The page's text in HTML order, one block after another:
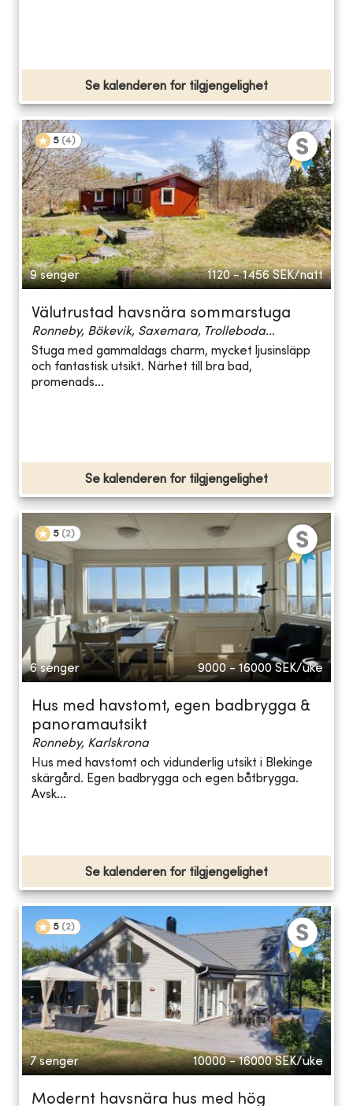
Se kalenderen for tilgjengelighet
5 (4)
9 senger 1120 - 1456 SEK/natt
Välutrustad havsnära sommarstuga
Ronneby, Bökevik, Saxemara, Trolleboda...
Stuga med gammaldags charm, mycket ljusinsläpp
och fantastisk utsikt. Närhet till bra bad,
promenads...
Se kalenderen for tilgjengelighet
5 (2)
6 senger 9000 - 16000 SEK/uke
Hus med havstomt, egen badbrygga &
panoramautsikt
Ronneby, Karlskrona
Hus med havstomt och vidunderlig utsikt i Blekinge
skärgård. Egen badbrygga och egen båtbrygga.
Avsk...
Se kalenderen for tilgjengelighet
5 (2)
7 senger 10000 - 16000 SEK/uke
Modernt havsnära hus med hög